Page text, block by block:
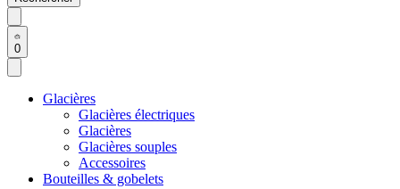
0
Glacières
Glacières électriques
Glacières
Glacières souples
Accessoires
Bouteilles & gobelets